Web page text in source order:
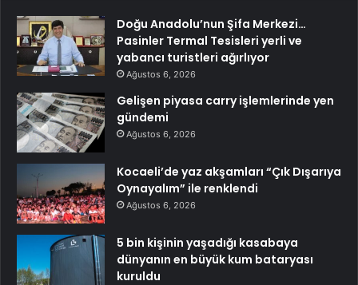
Doğu Anadolu’nun Şifa Merkezi…
Pasinler Termal Tesisleri yerli ve
yabancı turistleri ağırlıyor
Ağustos 6, 2026
Gelişen piyasa carry işlemlerinde yen
gündemi
Ağustos 6, 2026
Kocaeli’de yaz akşamları “Çık Dışarıya
Oynayalım” ile renklendi
Ağustos 6, 2026
5 bin kişinin yaşadığı kasabaya
dünyanın en büyük kum bataryası
kuruldu